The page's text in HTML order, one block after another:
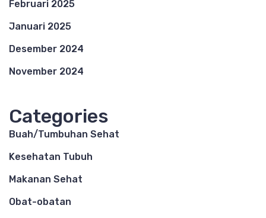
Februari 2025
Januari 2025
Desember 2024
November 2024
Categories
Buah/Tumbuhan Sehat
Kesehatan Tubuh
Makanan Sehat
Obat-obatan